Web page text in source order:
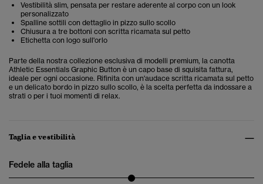
Vestibilità slim, pensata per restare aderente al corpo con un look
personalizzato
Spalline sottili con dettaglio in pizzo sullo scollo
Chiusura a tre bottoni con scritta ricamata sul petto
Etichetta con logo sull'orlo
Parte della nostra collezione esclusiva di modelli premium, la canotta
Athletic Essentials Graphic Button è un capo base di squisita fattura,
ideale per ogni occasione. Rifinita con un'audace scritta ricamata sul petto
e un delicato bordo in pizzo sullo scollo, è la scelta perfetta da indossare a
strati o per i tuoi momenti di relax.
Taglia e vestibilità
Fedele alla taglia